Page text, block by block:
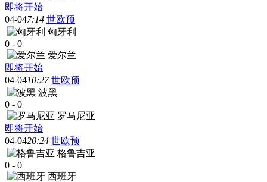
即将开始
04-047:14 世欧预
匈牙利
0 - 0
爱尔兰
即将开始
04-0410:27 世欧预
波黑
0 - 0
罗马尼亚
即将开始
04-0420:24 世欧预
格鲁吉亚
0 - 0
西班牙